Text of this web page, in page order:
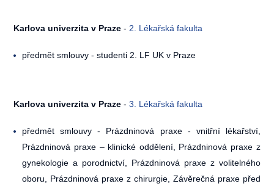
Karlova univerzita v Praze - 2. Lékařská fakulta
předmět smlouvy - studenti 2. LF UK v Praze
Karlova univerzita v Praze -3. Lékařská fakulta
předmět smlouvy - Prázdninová praxe - vnitřní lékařství,
Prázdninová praxe – klinické oddělení, Prázdninová praxe z
gynekologie a porodnictví, Prázdninová praxe z volitelného
oboru, Prázdninová praxe z chirurgie, Závěrečná praxe před